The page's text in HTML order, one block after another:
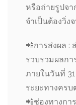
หรือถ่ายรูปจา
จำเป็นต้องวิ่ง
📲การส่งผล :
รวบรวมผลกา
ภายในวันที่
ระยะทางครบ
📲ช่องทางกา